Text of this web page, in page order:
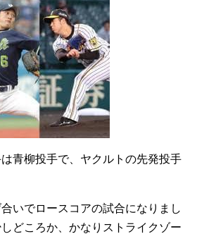
青柳投手で、ヤクルトの先発投手
いでロースコアの試合になりまし
どころか、かなりストライクゾー